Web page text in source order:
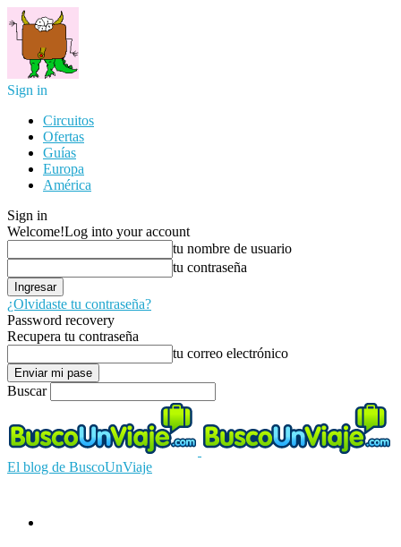
Sign in
Circuitos
Ofertas
Guías
Europa
América
Sign in
Welcome!Log into your account
tu nombre de usuario
tu contraseña
¿Olvidaste tu contraseña?
Password recovery
Recupera tu contraseña
tu correo electrónico
Buscar
El blog de BuscoUnViaje